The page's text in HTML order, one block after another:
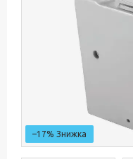
–17%